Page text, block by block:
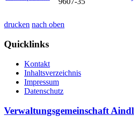
drucken nach oben
Quicklinks
Kontakt
Inhaltsverzeichnis
Impressum
Datenschutz
Verwaltungsgemeinschaft